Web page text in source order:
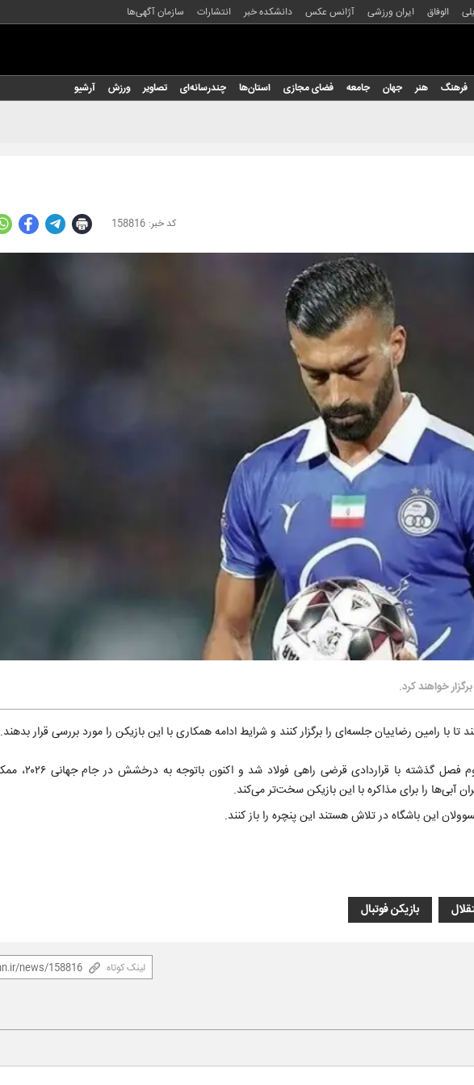
الوفاق ایران ورزشی آژانس عکس دانشکده خبر انتشارات سازمان آگهی‌ها
فرهنگ هنر جهان جامعه فضای مجازی استان‌ها چندرسانه‌ای تصاویر ورزش آرشیو
158816
خواهند کرد.
با رامین رضاییان جلسه‌ای را برگزار کنند و شرایط ادامه همکاری با این بازیکن را مورد بررسی قرار بدهند.
به گزارش ایسنا، رامین رضاییان در نیم فصل دوم فصل
آبی‌ها را برای مذاکره با این بازیکن سخت‌تر می‌کند.
این باشگاه در تلاش هستند این پنچره را باز کنند.
بازیکن فوتبال
لینک کوتاه